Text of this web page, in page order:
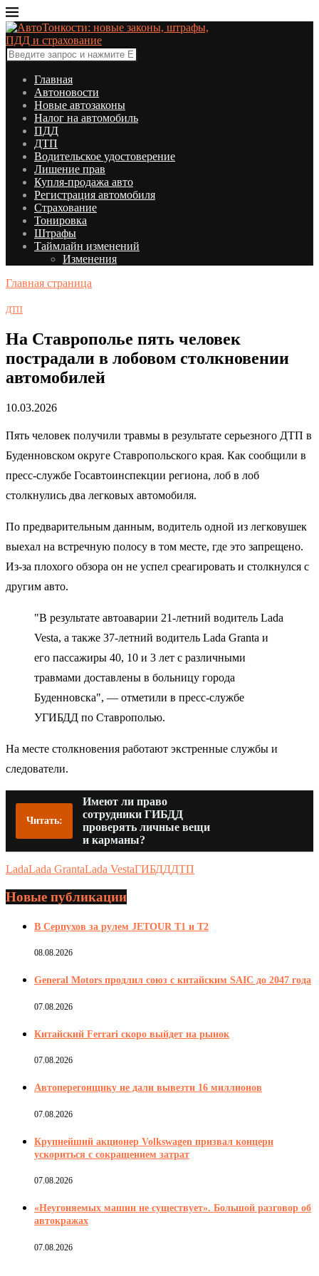
Главная
Автоновости
Новые автозаконы
Налог на автомобиль
ПДД
ДТП
Водительское удостоверение
Лишение прав
Купля-продажа авто
Регистрация автомобиля
Страхование
Тонировка
Штрафы
Таймлайн изменений
Изменения
Главная страница
ДТП
На Ставрополье пять человек
пострадали в лобовом столкновении
автомобилей
10.03.2026
Пять человек получили травмы в результате серьезного ДТП в
Буденновском округе Ставропольского края. Как сообщили в
пресс-службе Госавтоинспекции региона, лоб в лоб
столкнулись два легковых автомобиля.
По предварительным данным, водитель одной из легковушек
выехал на встречную полосу в том месте, где это запрещено.
Из-за плохого обзора он не успел среагировать и столкнулся с
другим авто.
"В результате автоаварии 21-летний водитель Lada
Vesta, а также 37-летний водитель Lada Granta и
его пассажиры 40, 10 и 3 лет с различными
травмами доставлены в больницу города
Буденновска", — отметили в пресс-службе
УГИБДД по Ставрополью.
На месте столкновения работают экстренные службы и
следователи.
Читать:
Имеют ли право
сотрудники ГИБДД
проверять личные вещи
и карманы?
LadaLada GrantaLada VestaГИБДДДТП
Новые публикации
В Серпухов за рулем JETOUR T1 и T2
08.08.2026
General Motors продлил союз с китайским SAIC до 2047 года
07.08.2026
Китайский Ferrari скоро выйдет на рынок
07.08.2026
Автоперегонщику не дали вывезти 16 миллионов
07.08.2026
Крупнейший акционер Volkswagen призвал концерн
ускориться с сокращением затрат
07.08.2026
«Неугоняемых машин не существует». Большой разговор об
автокражах
07.08.2026